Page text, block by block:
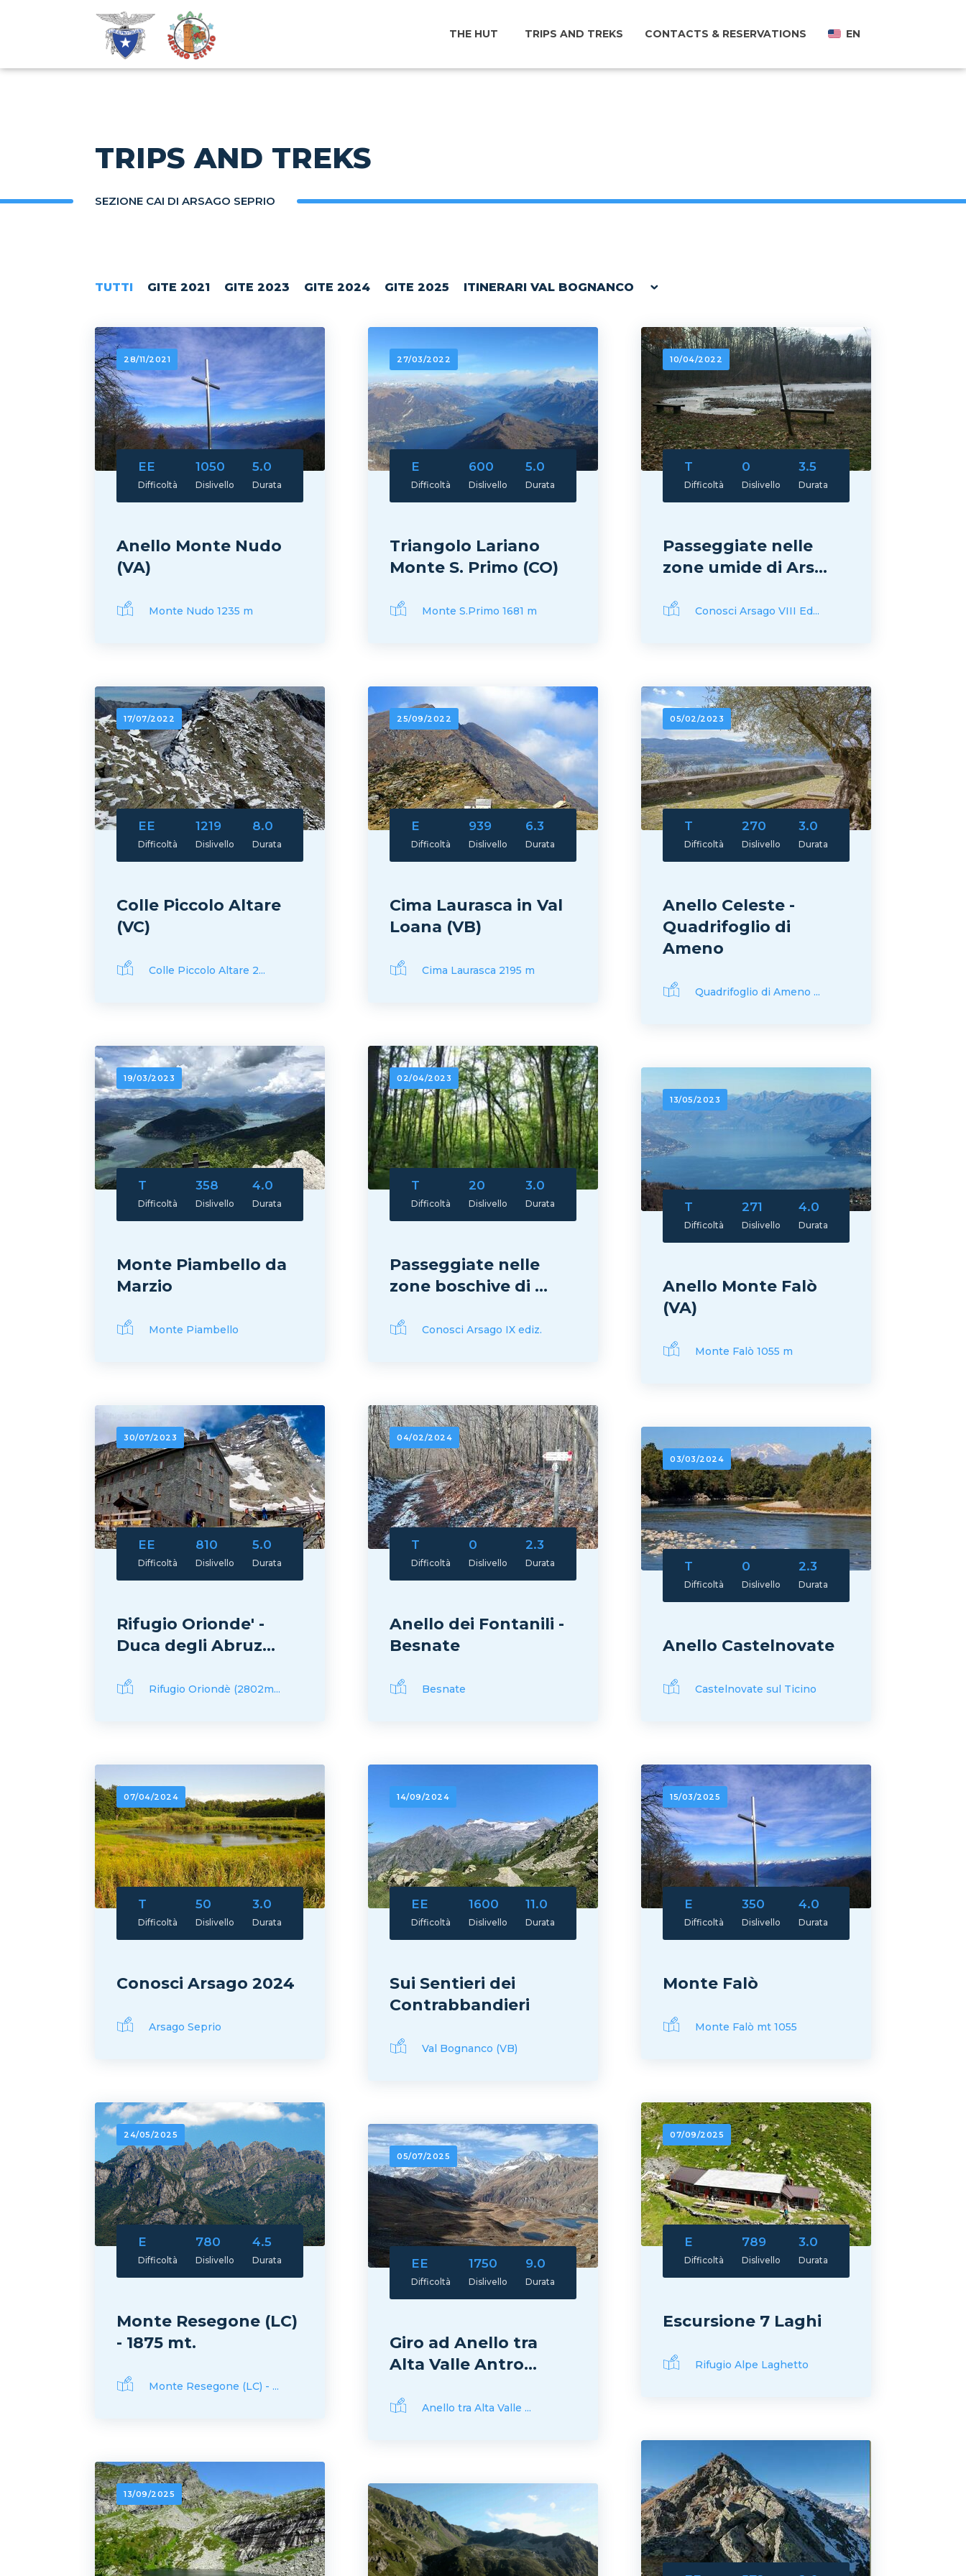
THE HUT TRIPS AND TREKS CONTACTS & RESERVATIONS EN
TRIPS AND TREKS
SEZIONE CAI DI ARSAGO SEPRIO
TUTTI GITE 2021 GITE 2023 GITE 2024 GITE 2025 ITINERARI VAL BOGNANCO
28/11/2021
Anello Monte Nudo
(VA)
Difficoltà
EE
Dislivello
1050
Durata
5.0
Monte Nudo 1235 m
27/03/2022
Triangolo Lariano
Monte S. Primo (CO)
Difficoltà
E
Dislivello
600
Durata
5.0
Monte S.Primo 1681 m
10/04/2022
Passeggiate nelle
zone umide di Ars...
Difficoltà
T
Dislivello
0
Durata
3.5
Conosci Arsago VIII Ed...
17/07/2022
Colle Piccolo Altare
(VC)
Difficoltà
EE
Dislivello
1219
Durata
8.0
Colle Piccolo Altare 2...
25/09/2022
Cima Laurasca in Val
Loana (VB)
Difficoltà
E
Dislivello
939
Durata
6.3
Cima Laurasca 2195 m
05/02/2023
Anello Celeste -
Quadrifoglio di
Ameno
Difficoltà
T
Dislivello
270
Durata
3.0
Quadrifoglio di Ameno ...
19/03/2023
Monte Piambello da
Marzio
Difficoltà
T
Dislivello
358
Durata
4.0
Monte Piambello
02/04/2023
Passeggiate nelle
zone boschive di ...
Difficoltà
T
Dislivello
20
Durata
3.0
Conosci Arsago IX ediz.
13/05/2023
Anello Monte Falò
(VA)
Difficoltà
T
Dislivello
271
Durata
4.0
Monte Falò 1055 m
30/07/2023
Rifugio Orionde' -
Duca degli Abruz...
Difficoltà
EE
Dislivello
810
Durata
5.0
Rifugio Oriondè (2802m...
04/02/2024
Anello dei Fontanili -
Besnate
Difficoltà
T
Dislivello
0
Durata
2.3
Besnate
03/03/2024
Anello Castelnovate
Difficoltà
T
Dislivello
0
Durata
2.3
Castelnovate sul Ticino
07/04/2024
Conosci Arsago 2024
Difficoltà
T
Dislivello
50
Durata
3.0
Arsago Seprio
14/09/2024
Sui Sentieri dei
Contrabbandieri
Difficoltà
EE
Dislivello
1600
Durata
11.0
Val Bognanco (VB)
15/03/2025
Monte Falò
Difficoltà
E
Dislivello
350
Durata
4.0
Monte Falò mt 1055
24/05/2025
Monte Resegone (LC)
- 1875 mt.
Difficoltà
E
Dislivello
780
Durata
4.5
Monte Resegone (LC) - ...
05/07/2025
Giro ad Anello tra
Alta Valle Antro...
Difficoltà
EE
Dislivello
1750
Durata
9.0
Anello tra Alta Valle ...
07/09/2025
Escursione 7 Laghi
Difficoltà
E
Dislivello
789
Durata
3.0
Rifugio Alpe Laghetto
13/09/2025